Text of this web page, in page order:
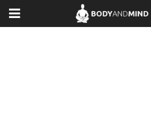
BodyAndMind.pl